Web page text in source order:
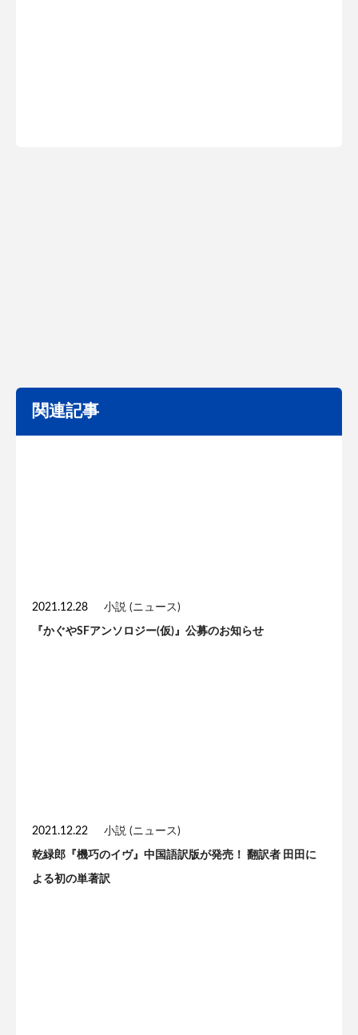
関連記事
2021.12.28 小説 (ニュース)
『かぐやSFアンソロジー(仮)』公募のお知らせ
2021.12.22 小説 (ニュース)
乾緑郎『機巧のイヴ』中国語訳版が発売！ 翻訳者 田田に
よる初の単著訳